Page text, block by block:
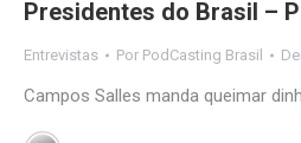
Presidentes do Brasil –
Entrevistas Por PodCasting Brasil
Campos Salles manda queimar